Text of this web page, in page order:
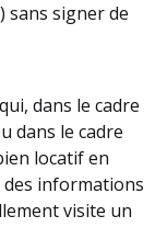
sans signer de
dans le cadre
dans le cadre
locatif en
informations
visite un